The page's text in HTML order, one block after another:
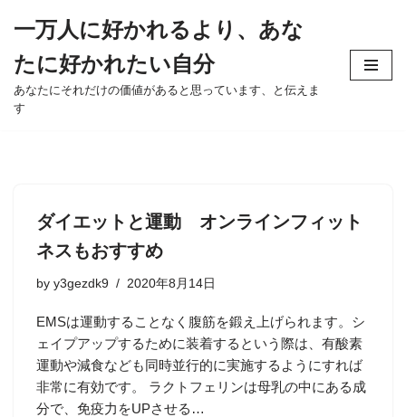
to
content
一万人に好かれるより、あな
たに好かれたい自分
あなたにそれだけの価値があると思っています、と伝えま
す
ダイエットと運動 オンラインフィット
ネスもおすすめ
by y3gezdk9 2020年8月14日
EMSは運動することなく腹筋を鍛え上げられます。シ
ェイプアップするために装着するという際は、有酸素
運動や減食なども同時並行的に実施するようにすれば
非常に有効です。 ラクトフェリンは母乳の中にある成
分で、免疫力をUPさせる…